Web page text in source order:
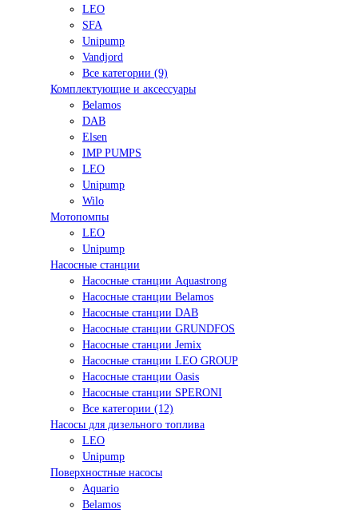
LEO
SFA
Unipump
Vandjord
Все категории (9)
Комплектующие и аксессуары
Belamos
DAB
Elsen
IMP PUMPS
LEO
Unipump
Wilo
Мотопомпы
LEO
Unipump
Насосные станции
Насосные станции Aquastrong
Насосные станции Belamos
Насосные станции DAB
Насосные станции GRUNDFOS
Насосные станции Jemix
Насосные станции LEO GROUP
Насосные станции Oasis
Насосные станции SPERONI
Все категории (12)
Насосы для дизельного топлива
LEO
Unipump
Поверхностные насосы
Aquario
Belamos